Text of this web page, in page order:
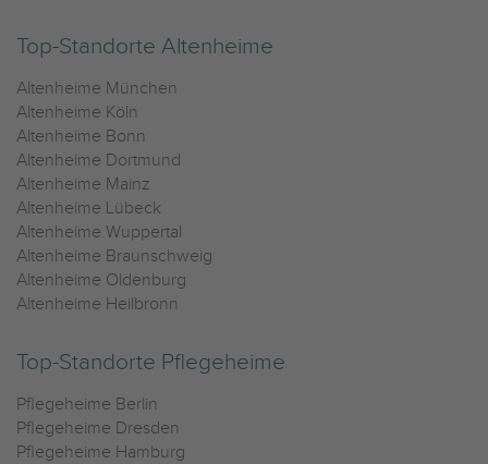
Top-Standorte Altenheime
Altenheime München
Altenheime Köln
Altenheime Bonn
Altenheime Dortmund
Altenheime Mainz
Altenheime Lübeck
Altenheime Wuppertal
Altenheime Braunschweig
Altenheime Oldenburg
Altenheime Heilbronn
Top-Standorte Pflegeheime
Pflegeheime Berlin
Pflegeheime Dresden
Pflegeheime Hamburg